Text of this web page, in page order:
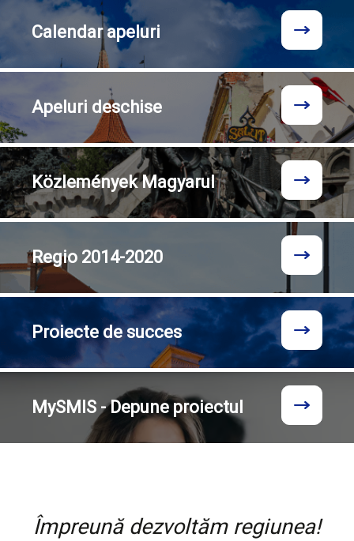
Calendarapeluri
Apeluri deschise
KözleményekMagyarul
Regio 2014-2020
Proiecte de succes
MySMIS - Depune proiectul
Împreună dezvoltăm regiunea!